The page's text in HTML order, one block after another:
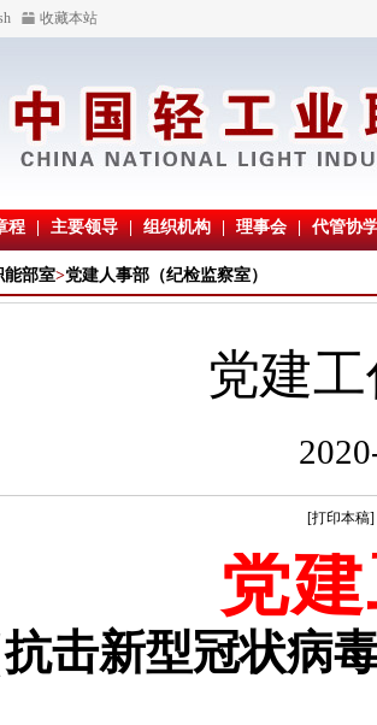
收藏本站
程 | 主要领导 | 组织机构 | 理事会 | 代管协
能部室>党建人事部（纪检监察室）
党建
[打印本稿]
党
抗击新型冠状病